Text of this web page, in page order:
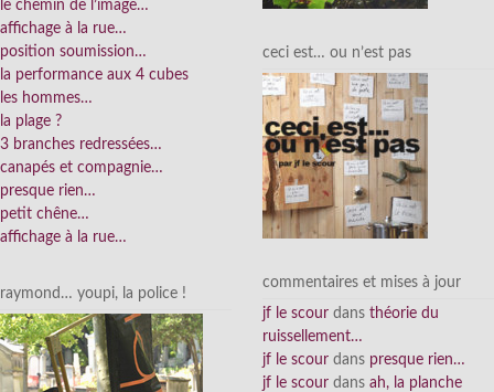
le chemin de l’image…
affichage à la rue…
position soumission…
la performance aux 4 cubes
les hommes…
la plage ?
3 branches redressées…
canapés et compagnie…
presque rien…
petit chêne…
affichage à la rue…
raymond… youpi, la police !
ceci est… ou n’est pas
commentaires et mises à jour
jf le scour dans théorie du
ruissellement…
jf le scour dans presque rien…
jf le scour dans ah, la planche